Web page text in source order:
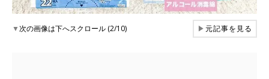
▼次の画像は下へスクロール (2/10) ▶元記事を見る